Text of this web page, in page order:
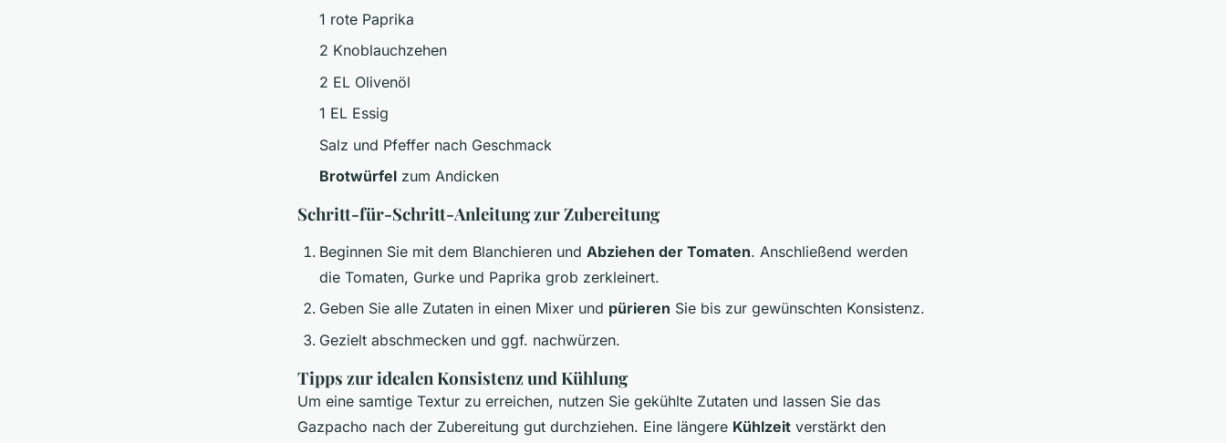
1 rote Paprika
2 Knoblauchzehen
2 EL Olivenöl
1 EL Essig
Salz und Pfeffer nach Geschmack
Brotwürfel zum Andicken
Schritt-für-Schritt-Anleitung zur Zubereitung
Beginnen Sie mit dem Blanchieren und Abziehen der Tomaten. Anschließend werden
die Tomaten, Gurke und Paprika grob zerkleinert.
Geben Sie alle Zutaten in einen Mixer und pürieren Sie bis zur gewünschten Konsistenz.
Gezielt abschmecken und ggf. nachwürzen.
Tipps zur idealen Konsistenz und Kühlung
Um eine samtige Textur zu erreichen, nutzen Sie gekühlte Zutaten und lassen Sie das
Gazpacho nach der Zubereitung gut durchziehen. Eine längere Kühlzeit verstärkt den